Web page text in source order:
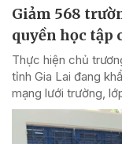
Giảm 568
quyền học tập
Thực hiện chủ
tỉnh Gia Lai đang
mạng lưới trường,